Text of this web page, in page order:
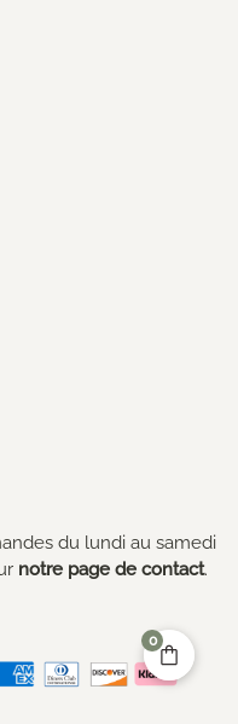
du lundi au samedi
notre page de contact.
0